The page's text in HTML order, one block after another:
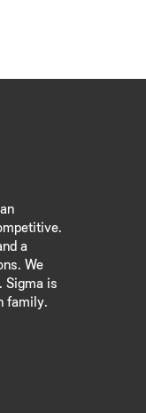
a
We
Sigma is
family.